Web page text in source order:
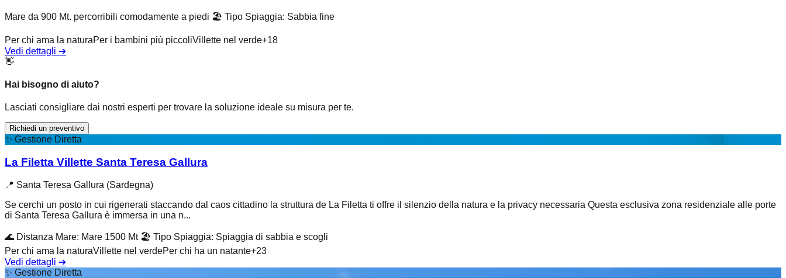
Mare da 900 Mt. percorribili comodamente a piedi 🏖️ Tipo Spiaggia: Sabbia fine
Per chi ama la naturaPer i bambini più piccoliVillette nel verde+18
Vedi dettagli ➔
👋
Hai bisogno di aiuto?
Lasciati consigliare dai nostri esperti per trovare la soluzione ideale su misura per te.
Richiedi un preventivo
✨ Gestione Diretta
La Filetta Villette Santa Teresa Gallura
📍 Santa Teresa Gallura (Sardegna)
Se cerchi un posto in cui rigenerati staccando dal caos cittadino la struttura de La Filetta ti offre il silenzio della natura e la privacy necessaria Questa esclusiva zona residenziale alle porte
di Santa Teresa Gallura è immersa in una n...
🌊 Distanza Mare: Mare 1500 Mt 🏖️ Tipo Spiaggia: Spiaggia di sabbia e scogli
Per chi ama la naturaVillette nel verdePer chi ha un natante+23
Vedi dettagli ➔
✨ Gestione Diretta